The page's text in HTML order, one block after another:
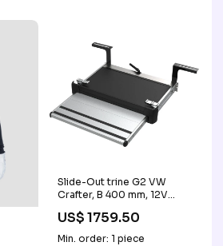
Slide-Out trine G2 VW
Crafter, B 400 mm, 12V
posemarkise
US$ 1759.50
Min. order: 1 piece